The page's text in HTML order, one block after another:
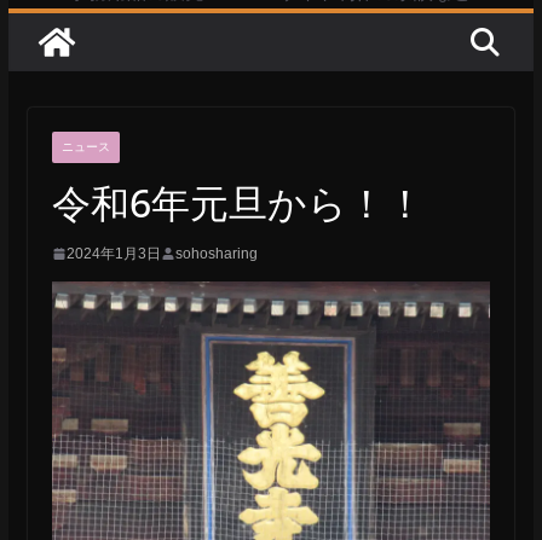
ッ
ニュース
令和6年元旦から！！
2024年1月3日 sohosharing